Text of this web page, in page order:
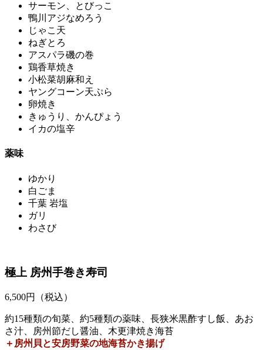
サーモン、とびっこ
鴨川アジなめろう
じゃこ天
ねぎとろ
アスパラ磯の巻
鶏香草焼き
小松菜胡麻和え
ヤングコーン天ぷら
卵焼き
きゅうり、かんぴょう
イカの塩辛
薬味
ゆかり
白ごま
千葉 岩塩
ガリ
わさび
極上 房州手巻き寿司
6,500円（税込）
約15種類の旬菜、約5種類の薬味、長狭米黒酢すし飯、あお
さ汁、房州節だし醤油、木更津焼き海苔
＋房州貝と安房野菜の地海苔かき揚げ